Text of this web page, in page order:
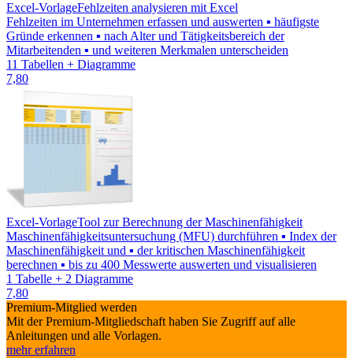
Excel-VorlageFehlzeiten analysieren mit Excel
Fehlzeiten im Unternehmen erfassen und auswerten ▪ häufigste
Gründe erkennen ▪ nach Alter und Tätigkeitsbereich der
Mitarbeitenden ▪ und weiteren Merkmalen unterscheiden
11 Tabellen + Diagramme
7,80
Excel-VorlageTool zur Berechnung der Maschinenfähigkeit
Maschinenfähigkeitsuntersuchung (MFU) durchführen ▪ Index der
Maschinenfähigkeit und ▪ der kritischen Maschinenfähigkeit
berechnen ▪ bis zu 400 Messwerte auswerten und visualisieren
1 Tabelle + 2 Diagramme
7,80
Premium-Mitglied werden
Mit der Premium-Mitgliedschaft haben Sie Zugriff auf alle
Anleitungen und alle Vorlagen.
mehr erfahren